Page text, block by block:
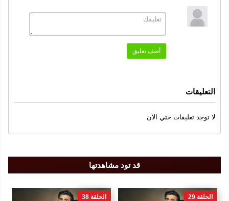
النوع
دراما
سنة الإنتاج
أضف تعليق
التعليقات
لا توجد تعليقات حتي الآن
قد تود مشاهدتها
الحلقة 29 الحلقة 38